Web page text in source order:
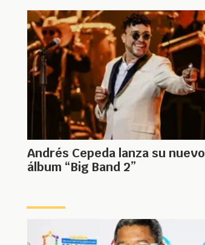
Andrés Cepeda lanza su nuevo
álbum “Big Band 2”